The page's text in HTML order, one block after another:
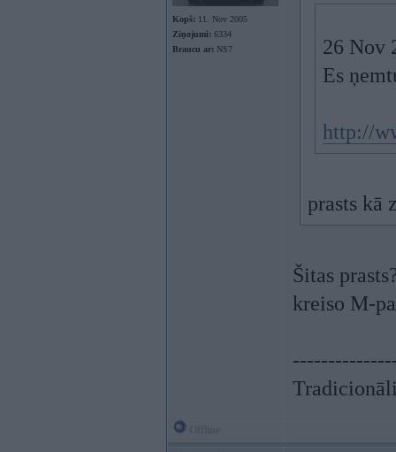
Kopš: 11. Nov 2005
Ziņojumi: 6334
Braucu ar: NS7
26 Nov
Es
http://
prasts kā
Šitas
kreiso M-